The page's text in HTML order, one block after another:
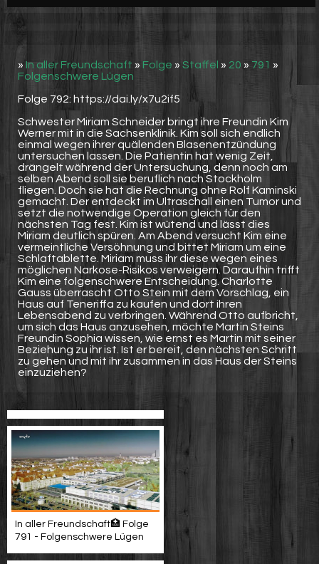
» In aller Freundschaft » Folge » Staffel » 20 » 791 »
Folgenschwere Lügen
Folge 792: https://dai.ly/x7u2if5
Schwester Miriam Schneider bringt ihre Freundin Kim
Werner mit in die Sachsenklinik. Kim soll sich endlich
einmal wegen ihrer quälenden Blasenentzündung
untersuchen lassen. Die Patientin hat wenig Zeit,
drängelt während der Untersuchung, denn noch am
selben Abend soll sie beruflich nach Stockholm
fliegen. Doch sie hat die Rechnung ohne Rolf Kaminski
gemacht. Der entdeckt im Ultraschall einen Tumor und
setzt die notwendige Operation gleich für den
nächsten Tag fest. Kim ist wütend und lässt dies
Miriam deutlich spüren. Am Abend versucht Kim eine
vermeintliche Versöhnung und bittet Miriam um eine
Schlaftablette. Miriam muss ihr diese wegen eines
möglichen Narkose-Risikos verweigern. Daraufhin trifft
Kim eine folgenschwere Entscheidung. Charlotte
Gauss überrascht Otto Stein mit dem Vorschlag, ein
Haus auf Teneriffa zu kaufen und dort ihren
Lebensabend zu verbringen. Während Otto aufbricht,
um sich das Haus anzusehen, möchte Martin Steins
Freundin Sophia wissen, wie ernst es Martin mit seiner
Beziehung zu ihr ist. Ist er bereit, den nächsten Schritt
zu gehen und mit ihr zusammen in das Haus der Steins
einzuziehen?
In aller Freundschaft🏥 Folge
791 - Folgenschwere Lügen